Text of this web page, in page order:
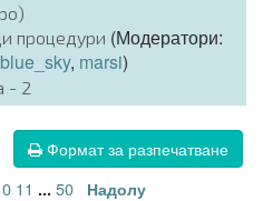
процедури (Модератори:
blue_sky, marsi)
- 2
Формат за разпечатване
11 ... 50 Надолу